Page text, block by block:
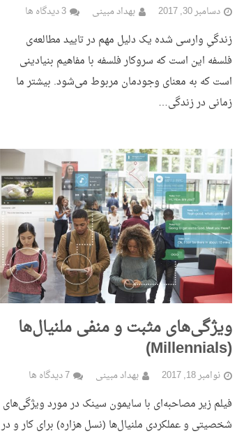
دسامبر 30, 2017 بهداد مبینی 3 دیدگاه ها
زندگیِ وارسی شده یک دلیل مهم در تایید مطالعه‌ی
فلسفه این است که سروکار فلسفه با مفاهیم بنیادینی
است که به معنای وجودمان مربوط می‌شود. بیشتر ما
زمانی در زندگی…
ویژگی‌های مثبت و منفی ملنیال‌ها
(Millennials)
نوامبر 18, 2017 بهداد مبینی 7 دیدگاه ها
فیلم زیر مصاحبه‌ای با سایمون سینک در مورد ویژگی‌های
شخصیتی و عملکردی ملنیال‌ها (نسل هزاره) برای کار و در